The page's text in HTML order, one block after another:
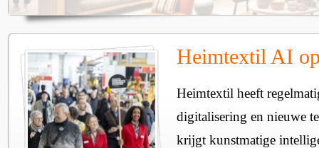
Heimtextil AI
Heimtextil heeft
digitalisering en nieuwe
krijgt kunstmatige